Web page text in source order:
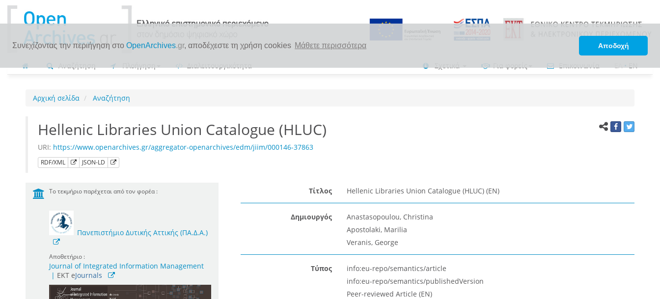
Συνεχίζοντας την περιήγηση στο OpenArchives.gr, αποδέχεστε τη χρήση cookies Μάθετε περισσότερα Αποδοχή
Αναζήτηση Πλοήγηση Διαλειτουργικότητα Σχετικά Για φορείς Επικοινωνία ΕΛ•EN
Αρχική σελίδα Αναζήτηση
Hellenic Libraries Union Catalogue (HLUC)
URI: https://www.openarchives.gr/aggregator-openarchives/edm/jiim/000146-37863
RDF/XML JSON-LD
Το τεκμήριο παρέχεται από τον φορέα :
Πανεπιστήμιο Δυτικής Αττικής (ΠΑ.Δ.Α.)
Αποθετήριο :
Journal of Integrated Information Management
| ΕΚΤ eJournals
Τίτλος Hellenic Libraries Union Catalogue (HLUC) (EN)
Δημιουργός
Anastasopoulou, Christina
Apostolaki, Marilia
Veranis, George
Τύπος
info:eu-repo/semantics/article
info:eu-repo/semantics/publishedVersion
Peer-reviewed Article (EN)